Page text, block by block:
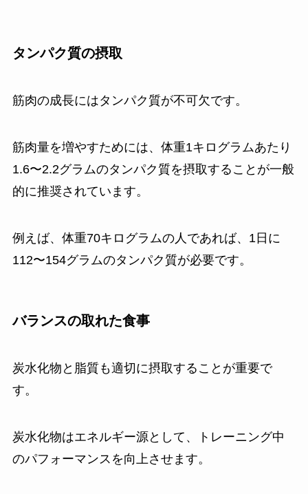
タンパク質の摂取
筋肉の成長にはタンパク質が不可欠です。
筋肉量を増やすためには、体重1キログラムあたり
1.6〜2.2グラムのタンパク質を摂取することが一般
的に推奨されています。
例えば、体重70キログラムの人であれば、1日に
112〜154グラムのタンパク質が必要です。
バランスの取れた食事
炭水化物と脂質も適切に摂取することが重要で
す。
炭水化物はエネルギー源として、トレーニング中
のパフォーマンスを向上させます。